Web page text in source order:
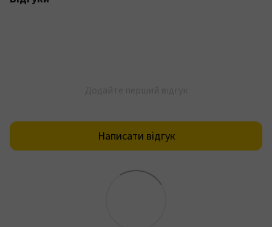
Написати відгук